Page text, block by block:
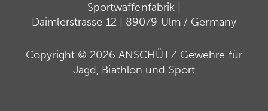
Sportwaffenfabrik |
Daimlerstrasse 12 | 89079 Ulm / Germany
Copyright © 2026 ANSCHÜTZ Gewehre für
Jagd, Biathlon und Sport